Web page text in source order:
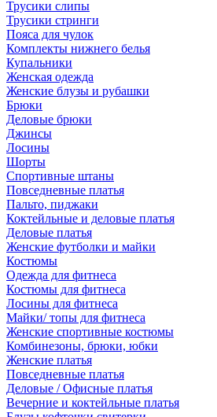
Трусики слипы
Трусики стринги
Пояса для чулок
Комплекты нижнего белья
Купальники
Женская одежда
Женские блузы и рубашки
Брюки
Деловые брюки
Джинсы
Лосины
Шорты
Спортивные штаны
Повседневные платья
Пальто, пиджаки
Коктейльные и деловые платья
Деловые платья
Женские футболки и майки
Костюмы
Одежда для фитнеса
Костюмы для фитнеса
Лосины для фитнеса
Майки/ топы для фитнеса
Женские спортивные костюмы
Комбинезоны, брюки, юбки
Женские платья
Повседневные платья
Деловые / Офисные платья
Вечерние и коктейльные платья